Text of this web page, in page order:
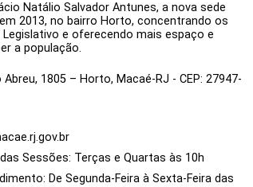
Natálio Salvador Antunes, a nova sede
2013, no bairro Horto, concentrando os
e oferecendo mais espaço e
a população.
1805 – Horto, Macaé-RJ - CEP: 27947-
Sessões: Terças e Quartas às 10h
De Segunda-Feira à Sexta-Feira das